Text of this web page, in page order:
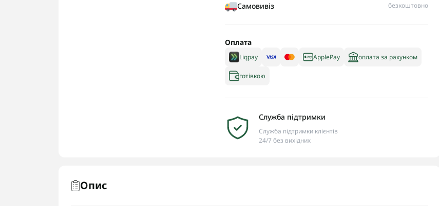
Самовивіз безкоштовно
Оплата
Liqpay ApplePay оплата за рахунком
готівкою
Служба підтримки
Служба підтримки клієнтів
24/7 без вихідних
Опис